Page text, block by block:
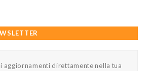
aggiornamenti direttamente nella tua